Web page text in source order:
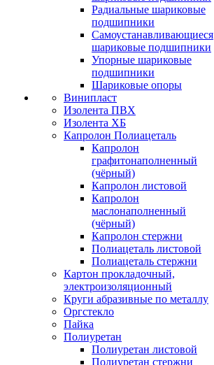
Радиальные шариковые
подшипники
Самоустанавливающиеся
шариковые подшипники
Упорные шариковые
подшипники
Шариковые опоры
Винипласт
Изолента ПВХ
Изолента ХБ
Капролон Полиацеталь
Капролон
графитонаполненный
(чёрный)
Капролон листовой
Капролон
маслонаполненный
(чёрный)
Капролон стержни
Полиацеталь листовой
Полиацеталь стержни
Картон прокладочный,
электроизоляционный
Круги абразивные по металлу
Оргстекло
Пайка
Полиуретан
Полиуретан листовой
Полиуретан стержни